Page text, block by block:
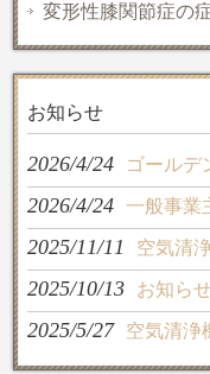
変形性膝関節症の
お知らせ
2026/4/24 ゴールデ
2026/4/24 一般事業
2025/11/11 空気清
2025/10/13 お知ら
2025/5/27 空気清浄